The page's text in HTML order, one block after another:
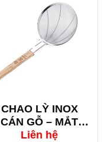
CHAO LỲ INOX
CÁN GỖ – MẮT
LƯỚI NHỎ 30
Liên hệ